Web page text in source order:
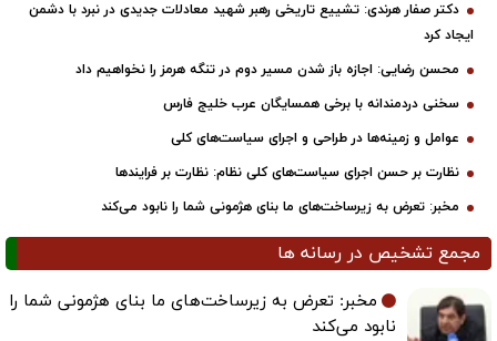
دکتر صفار هرندی: تشییع تاریخی رهبر شهید معادلات جدیدی در نبرد با دشمن
ایجاد کرد
محسن رضایی: اجازه باز شدن مسیر دوم در تنگه هرمز را نخواهیم داد
سخنی دردمندانه با برخی همسایگان عرب خلیج فارس
عوامل و زمینه‌ها در طراحی و اجرای سیاست‌های کلی
نظارت بر حسن اجرای سیاست‌های کلی نظام: نظارت بر فرایندها
مخبر: تعرض به زیرساخت‌های ما بنای هژمونی شما را نابود می‌کند
مجمع تشخیص در رسانه ها
مخبر: تعرض به زیرساخت‌های ما بنای هژمونی شما را
نابود می‌کند